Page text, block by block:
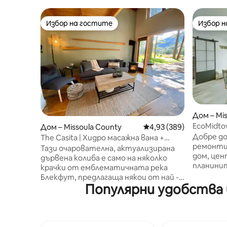
Избор на гостите
Избор на гостите
Дом – Missoula County Средна оценка: 4,93
4,93 (389)
The Casita | Хидро масажна вана +
сауна на Блекфут
Тази очарователна, актуализирана
дървена колиба е само на няколко
крачки от емблематичната река
Блекфут, предлагаща някои от най -
добрите места за риболов на
пъстърва в страната. Идеално за
Избор
Избор
Дом –
(Еко
чаршафи
двор)
Добре
дом,
града
се, че
Популярни